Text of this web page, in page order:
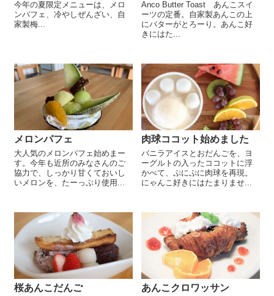
今年の夏限定メニューは、メロ
ンパフェ、冷やしぜんざい、自
家製梅...
Anco Butter Toast あんこスイ
ーツの定番。自家製あんこの上
にバターがとろーり。あんこ好
きにはた...
メロンパフェ
大人気のメロンパフェ始めまー
す。今年も近所のみなさんのご
協力で、しっかり甘くておいし
いメロンを、たーっぷり使用...
肉球ココット始めました
バニラアイスとおだんごを、ヨ
ーグルトの入ったココットに浮
かべて、ぷにぷに肉球を再現。
にゃんこ好きにはたまりませ...
桜あんこだんご あんこクロワッサン